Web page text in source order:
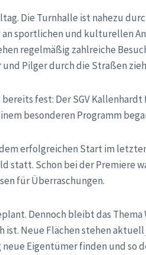
Die Turnhalle ist nahezu
sportlichen und kulturellen
regelmäßig zahlreiche
Pilger durch die Straßen
fest: Der SGV Kallenhardt
besonderen Programm
erfolgreichen Start im
statt. Schon bei der Premiere
für Überraschungen.
Dennoch bleibt das Thema
ist. Neue Flächen stehen
Eigentümer finden und so